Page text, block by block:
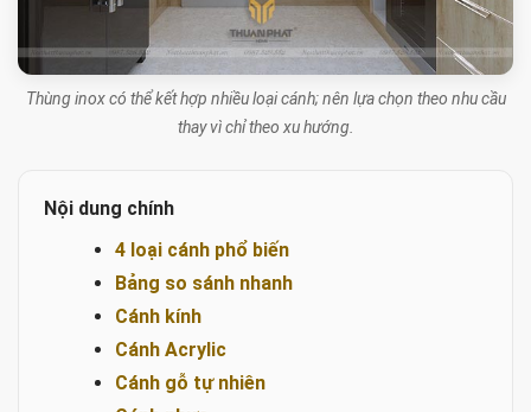
Thùng inox có thể kết hợp nhiều loại cánh; nên lựa chọn theo nhu cầu
thay vì chỉ theo xu hướng.
Nội dung chính
4 loại cánh phổ biến
Bảng so sánh nhanh
Cánh kính
Cánh Acrylic
Cánh gỗ tự nhiên